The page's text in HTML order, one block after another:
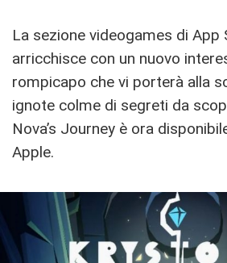
La sezione videogames di App
arricchisce con un nuovo
rompicapo che vi porterà alla
ignote colme di segreti da
Nova’s Journey è ora
Apple.